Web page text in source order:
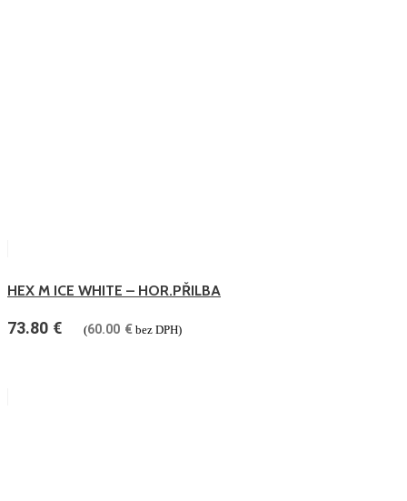
HEX M ICE WHITE – HOR.PŘILBA
73.80 € (60.00 € bez DPH)